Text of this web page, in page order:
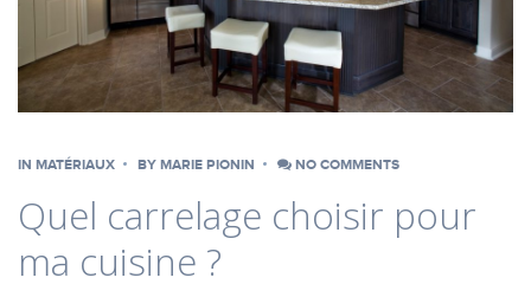
IN MATÉRIAUX BY MARIE PIONIN NO COMMENTS
Quel carrelage choisir pour
ma cuisine ?